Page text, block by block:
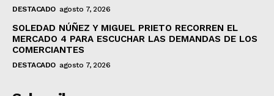
DESTACADO agosto 7, 2026
SOLEDAD NÚÑEZ Y MIGUEL PRIETO RECORREN EL
MERCADO 4 PARA ESCUCHAR LAS DEMANDAS DE LOS
COMERCIANTES
DESTACADO agosto 7, 2026